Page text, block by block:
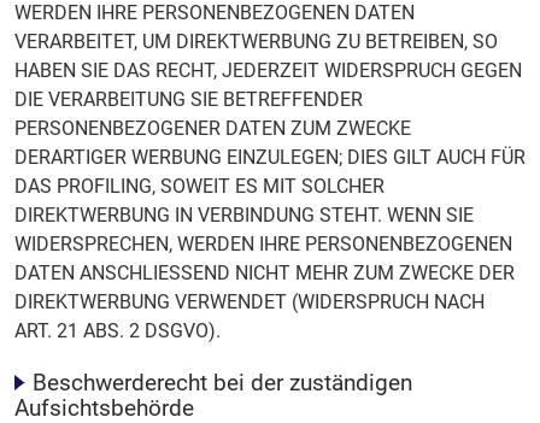
WERDEN IHRE PERSONENBEZOGENEN DATEN
VERARBEITET, UM DIREKTWERBUNG ZU BETREIBEN, SO
HABEN SIE DAS RECHT, JEDERZEIT WIDERSPRUCH GEGEN
DIE VERARBEITUNG SIE BETREFFENDER
PERSONENBEZOGENER DATEN ZUM ZWECKE
DERARTIGER WERBUNG EINZULEGEN; DIES GILT AUCH FÜR
DAS PROFILING, SOWEIT ES MIT SOLCHER
DIREKTWERBUNG IN VERBINDUNG STEHT. WENN SIE
WIDERSPRECHEN, WERDEN IHRE PERSONENBEZOGENEN
DATEN ANSCHLIESSEND NICHT MEHR ZUM ZWECKE DER
DIREKTWERBUNG VERWENDET (WIDERSPRUCH NACH
ART. 21 ABS. 2 DSGVO).
Beschwerderecht bei der zuständigen
Aufsichtsbehörde